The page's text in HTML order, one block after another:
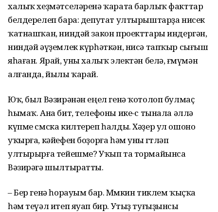
халыҡ хеҙмәтселәренә ҡарата барлыҡ факттар
белдерелеп бара: депутат ултырыштарҙа нисек
ҡатнашҡан, ниндәй закон проекттары индергән,
ниндәй әүҙемлек күрһәткән, нисә тапҡыр сығыш
яһаған. Ярай, уны халыҡ электән белә, ғөмүмән
алғанда, йылы ҡарай.
Юҡ, был Вәзирәнән еңел генә ҡотолоп булмаҫ
һымаҡ. Ана бит, телефоны ике-өс тынала әллә
күпме смска килтереп һалды. Хәҙер ул ошоно
уҡырға, кәйефен боҙорға һәм уны өгөтләп
ултырырға тейешме? Уҡып та тормайынса
Вәзирәгә шылтыратты.
– Бер генә һорауым бар. Мөмкин тиклем ҡыҫҡа
һәм теүәл итеп яуап бир. Утыҙ туғыҙынсы